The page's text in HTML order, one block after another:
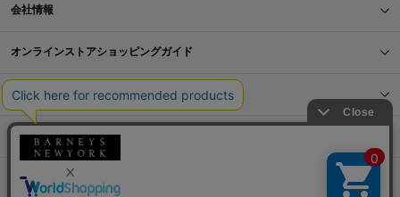
会社情報
オンラインストアショッピングガイド
店舗情報
サービス